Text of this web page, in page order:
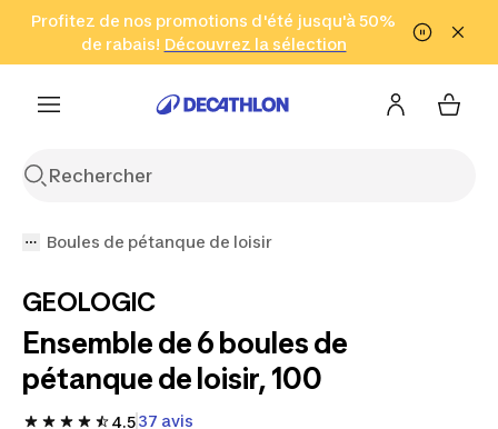
Aller à la recherche Aller au contenu Aller au pied de
Profitez de nos promotions d'été jusqu'à 50%
de rabais! Découvrez la sélection
Cliquez ici
en seulement 2 h!
(Zones sélectionnées)
Boules de pétanque de loisir
GEOLOGIC
Ensemble de 6 boules de
pétanque de loisir, 100
4.537 avis